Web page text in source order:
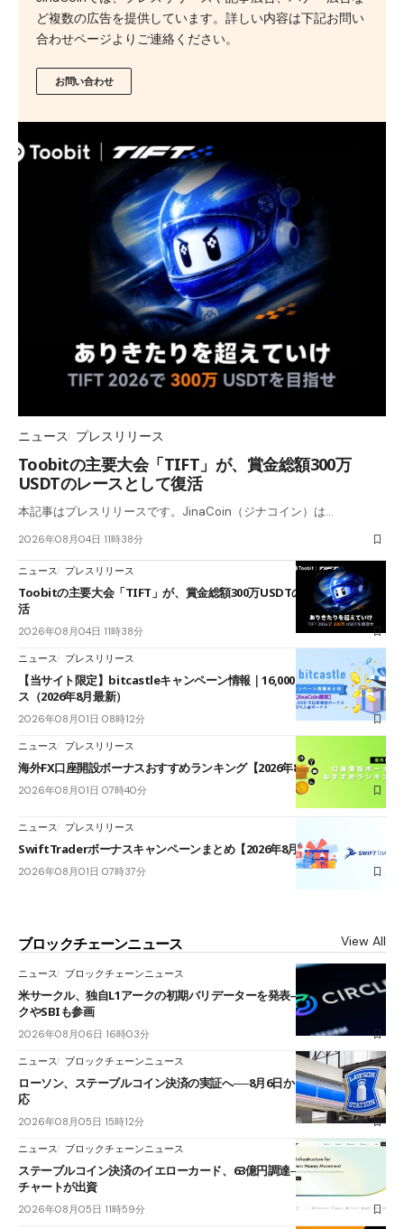
ど複数の広告を提供しています。詳しい内容は下記お問い
合わせページよりご連絡ください。
お問い合わせ
ニュース プレスリリース
Toobitの主要大会「TIFT」が、賞金総額300万
USDTのレースとして復活
本記事はプレスリリースです。JinaCoin（ジナコイン）は…
2026年08月04日 11時38分
ニュース プレスリリース
Toobitの主要大会「TIFT」が、賞金総額300万USDTのレースとして復
活
2026年08月04日 11時38分
ニュース プレスリリース
【当サイト限定】bitcastleキャンペーン情報｜16,000円口座開設ボーナ
ス（2026年8月最新）
2026年08月01日 08時12分
ニュース プレスリリース
海外FX口座開設ボーナスおすすめランキング【2026年8月最新】
2026年08月01日 07時40分
ニュース プレスリリース
SwiftTraderボーナスキャンペーンまとめ【2026年8月最新】
2026年08月01日 07時37分
ブロックチェーンニュース View All
ニュース ブロックチェーンニュース
米サークル、独自L1アークの初期バリデーターを発表――ブラックロッ
クやSBIも参画
2026年08月06日 16時03分
ニュース ブロックチェーンニュース
ローソン、ステーブルコイン決済の実証へ──8月6日からJPYCやUSDC対
応
2026年08月05日 15時12分
ニュース ブロックチェーンニュース
ステーブルコイン決済のイエローカード、63億円調達──ソニーやスタン
チャートが出資
2026年08月05日 11時59分